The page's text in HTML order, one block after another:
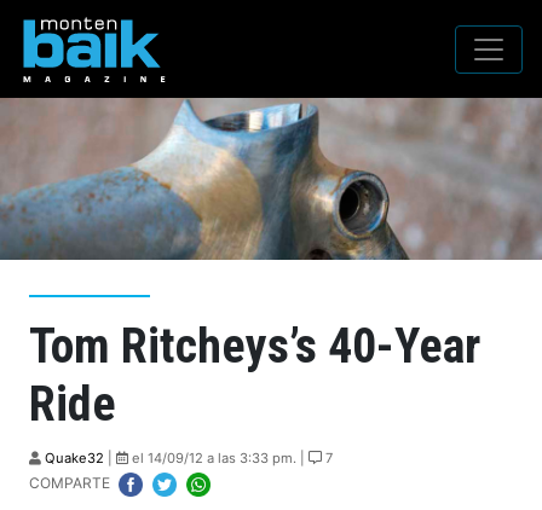
Tom Ritcheys’s 40-Year
Ride
Quake32 el 14/09/12 a las 3:33 pm. | 7
COMPARTE